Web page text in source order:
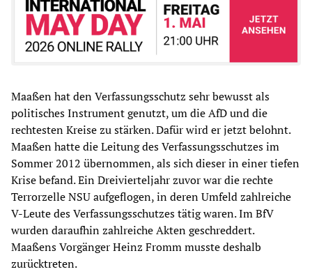
Maaßen hat den Verfassungsschutz sehr bewusst als
politisches Instrument genutzt, um die AfD und die
rechtesten Kreise zu stärken. Dafür wird er jetzt belohnt.
Maaßen hatte die Leitung des Verfassungsschutzes im
Sommer 2012 übernommen, als sich dieser in einer tiefen
Krise befand. Ein Dreivierteljahr zuvor war die rechte
Terrorzelle NSU aufgeflogen, in deren Umfeld zahlreiche
V-Leute des Verfassungsschutzes tätig waren. Im BfV
wurden daraufhin zahlreiche Akten geschreddert.
Maaßens Vorgänger Heinz Fromm musste deshalb
zurücktreten.